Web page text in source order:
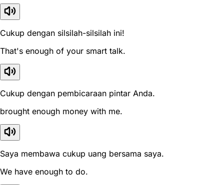
Cukup dengan silsilah-silsilah ini!
That's enough of your smart talk.
Cukup dengan pembicaraan pintar Anda.
brought enough money with me.
Saya membawa cukup uang bersama saya.
We have enough to do.